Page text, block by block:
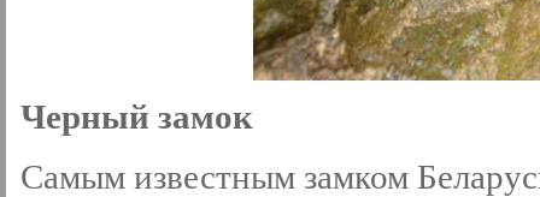
Черный замок
Самым известным замком